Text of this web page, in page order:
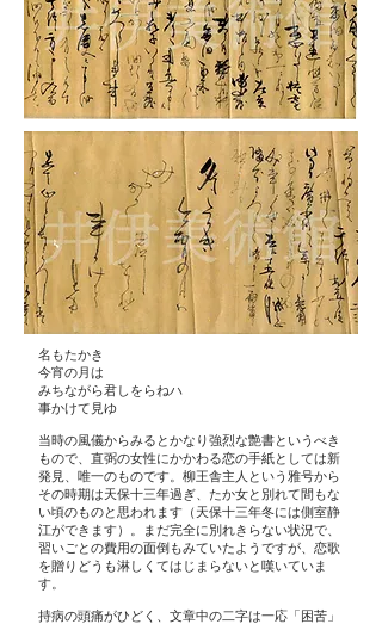
名もたかき
今宵の月は
みちながら君しをらねハ
事かけて見ゆ
当時の風儀からみるとかなり強烈な艶書というべき
もので、直弼の女性にかかわる恋の手紙としては新
発見、唯一のものです。柳王舎主人という雅号から
その時期は天保十三年過ぎ、たか女と別れて間もな
い頃のものと思われます（天保十三年冬には側室静
江ができます）。まだ完全に別れきらない状況で、
習いごとの費用の面倒もみていたようですが、恋歌
を贈りどうも淋しくてはじまらないと嘆いていま
す。
持病の頭痛がひどく、文章中の二字は一応「困苦」